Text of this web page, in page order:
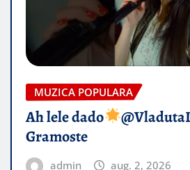
MUZICA POPULARA
Ah lele dado​
Gramoste
admin aug. 2, 2026